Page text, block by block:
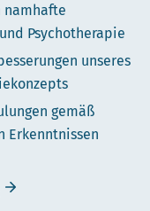
namhafte
Psychotherapie
unseres
gemäß
Erkenntnissen